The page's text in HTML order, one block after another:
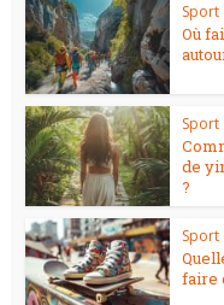
Sport
Où
Sport
de
?
Sport
faire